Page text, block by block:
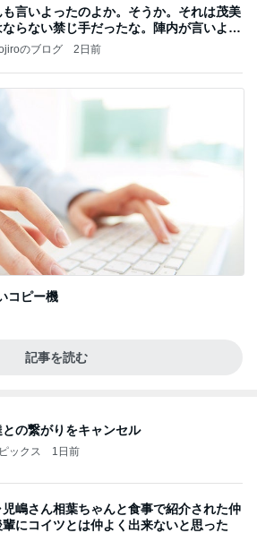
言いよったのよか。そうか。それは茂美
らない禁じ手だったな。陣内が言いよる
のブログ 2日前
コピー機
記事を読む
の繋がりをキャンセル
ックス 1日前
児嶋さん相葉ちゃんと食事で紹介された仲
にコイツとは仲よく出来ないと思った